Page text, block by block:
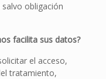
obligación
facilita sus datos?
el acceso,
tratamiento,